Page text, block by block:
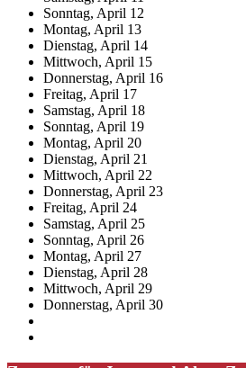
Sonntag, April 12
Montag, April 13
Dienstag, April 14
Mittwoch, April 15
Donnerstag, April 16
Freitag, April 17
Samstag, April 18
Sonntag, April 19
Montag, April 20
Dienstag, April 21
Mittwoch, April 22
Donnerstag, April 23
Freitag, April 24
Samstag, April 25
Sonntag, April 26
Montag, April 27
Dienstag, April 28
Mittwoch, April 29
Donnerstag, April 30